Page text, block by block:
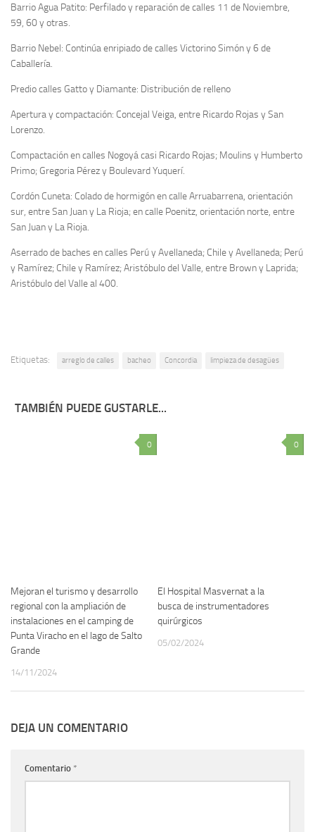
Barrio Agua Patito: Perfilado y reparación de calles 11 de Noviembre,
59, 60 y otras.
Barrio Nebel: Continúa enripiado de calles Victorino Simón y 6 de
Caballería.
Predio calles Gatto y Diamante: Distribución de relleno
Apertura y compactación: Concejal Veiga, entre Ricardo Rojas y San
Lorenzo.
Compactación en calles Nogoyá casi Ricardo Rojas; Moulins y Humberto
Primo; Gregoria Pérez y Boulevard Yuquerí.
Cordón Cuneta: Colado de hormigón en calle Arruabarrena, orientación
sur, entre San Juan y La Rioja; en calle Poenitz, orientación norte, entre
San Juan y La Rioja.
Aserrado de baches en calles Perú y Avellaneda; Chile y Avellaneda; Perú
y Ramírez; Chile y Ramírez; Aristóbulo del Valle, entre Brown y Laprida;
Aristóbulo del Valle al 400.
Etiquetas: arreglo de calles bacheo Concordia limpieza de desagües
TAMBIÉN PUEDE GUSTARLE...
0
Mejoran el turismo y desarrollo
regional con la ampliación de
instalaciones en el camping de
Punta Viracho en el lago de Salto
Grande
14/11/2024
0
El Hospital Masvernat a la
busca de instrumentadores
quirúrgicos
05/02/2024
DEJA UN COMENTARIO
Comentario *